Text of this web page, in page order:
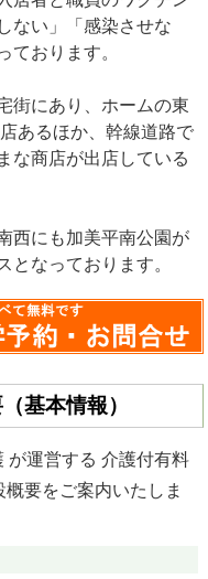
ない」「感染させな
ております。
街にあり、ホームの東
あるほか、幹線道路で
な商店が出店している
西にも加美平南公園が
となっております。
基本情報）
が運営する 介護付有料
要をご案内いたしま